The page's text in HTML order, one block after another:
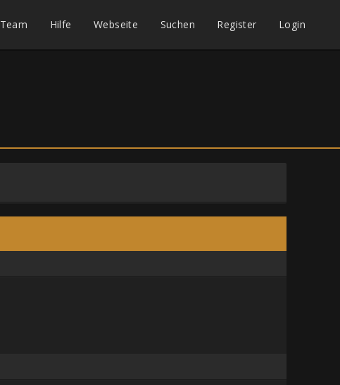
Team Hilfe Webseite Suchen Register Login